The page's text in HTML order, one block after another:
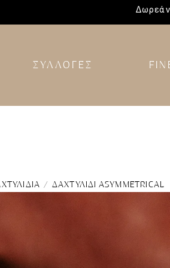
ΣΥΛΛΟΓΕΣ
/ ΔΑΧΤΥΛΊΔΙ ASYMMETRICAL